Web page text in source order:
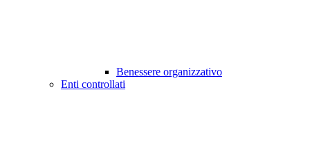
Benessere organizzativo
Enti controllati